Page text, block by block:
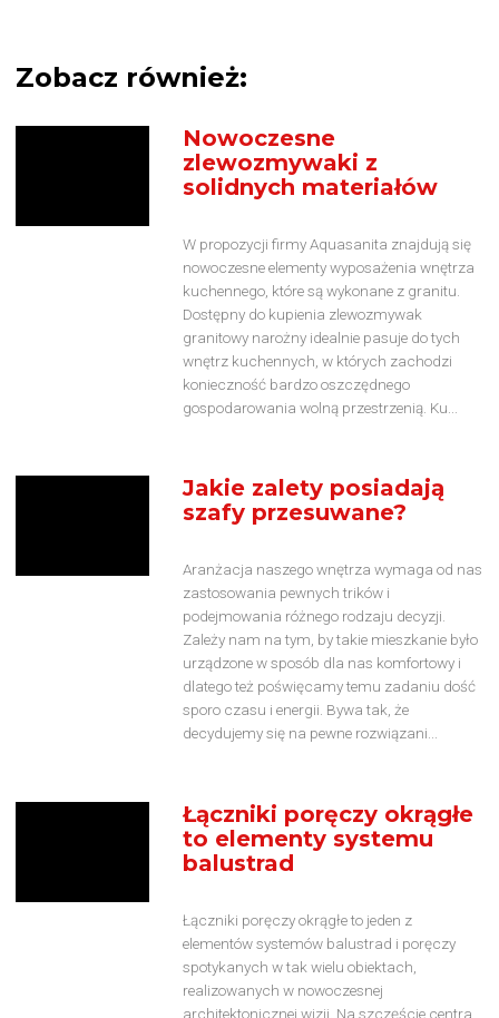
Zobacz również:
Nowoczesne
zlewozmywaki z
solidnych materiałów
W propozycji firmy Aquasanita znajdują się
nowoczesne elementy wyposażenia wnętrza
kuchennego, które są wykonane z granitu.
Dostępny do kupienia zlewozmywak
granitowy narożny idealnie pasuje do tych
wnętrz kuchennych, w których zachodzi
konieczność bardzo oszczędnego
gospodarowania wolną przestrzenią. Ku...
Jakie zalety posiadają
szafy przesuwane?
Aranżacja naszego wnętrza wymaga od nas
zastosowania pewnych trików i
podejmowania różnego rodzaju decyzji.
Zależy nam na tym, by takie mieszkanie było
urządzone w sposób dla nas komfortowy i
dlatego też poświęcamy temu zadaniu dość
sporo czasu i energii. Bywa tak, że
decydujemy się na pewne rozwiązani...
Łączniki poręczy okrągłe
to elementy systemu
balustrad
Łączniki poręczy okrągłe to jeden z
elementów systemów balustrad i poręczy
spotykanych w tak wielu obiektach,
realizowanych w nowoczesnej
architektonicznej wizji. Na szczęście centra